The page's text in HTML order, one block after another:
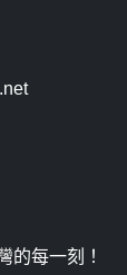
的每一刻！